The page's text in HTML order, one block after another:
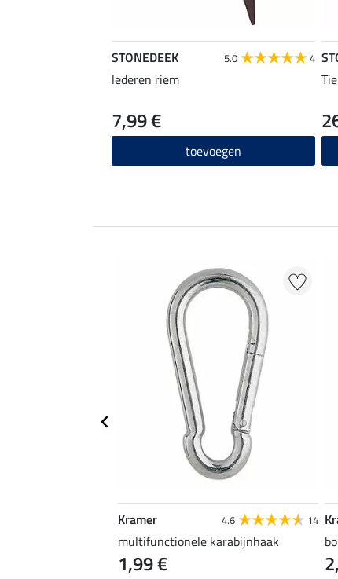
STONEDEEK 5.0 4
lederen riem
7,99 €
toevoegen
Kramer 4.6 14
multifunctionele karabijnhaak
1,99 €